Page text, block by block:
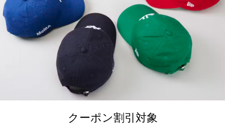
クーポン割引対象